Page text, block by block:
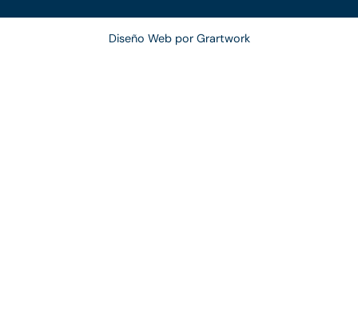
Diseño Web por Grartwork